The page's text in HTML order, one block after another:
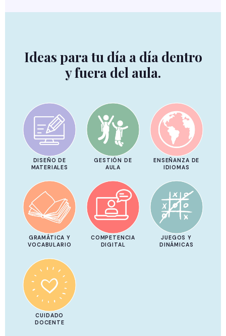
Ideas para tu día a día dentro
y fuera del aula.
DISEÑO DE
MATERIALES
GESTIÓN DE
AULA
ENSEÑANZA DE
IDIOMAS
GRAMÁTICA Y
VOCABULARIO
COMPETENCIA
DIGITAL
JUEGOS Y
DINÁMICAS
CUIDADO
DOCENTE